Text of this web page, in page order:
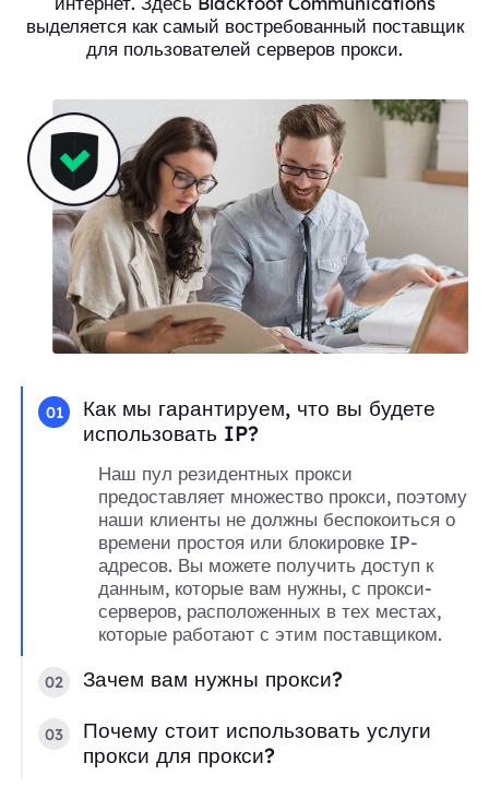
выделяется как самый востребованный поставщик
для пользователей серверов прокси.
01
Как мы гарантируем, что вы будете
использовать IP?
Наш пул резидентных прокси
предоставляет множество прокси, поэтому
наши клиенты не должны беспокоиться о
времени простоя или блокировке IP-
адресов. Вы можете получить доступ к
данным, которые вам нужны, с прокси-
серверов, расположенных в тех местах,
которые работают с этим поставщиком.
02 Зачем вам нужны прокси?
03
Почему стоит использовать услуги
прокси для прокси?